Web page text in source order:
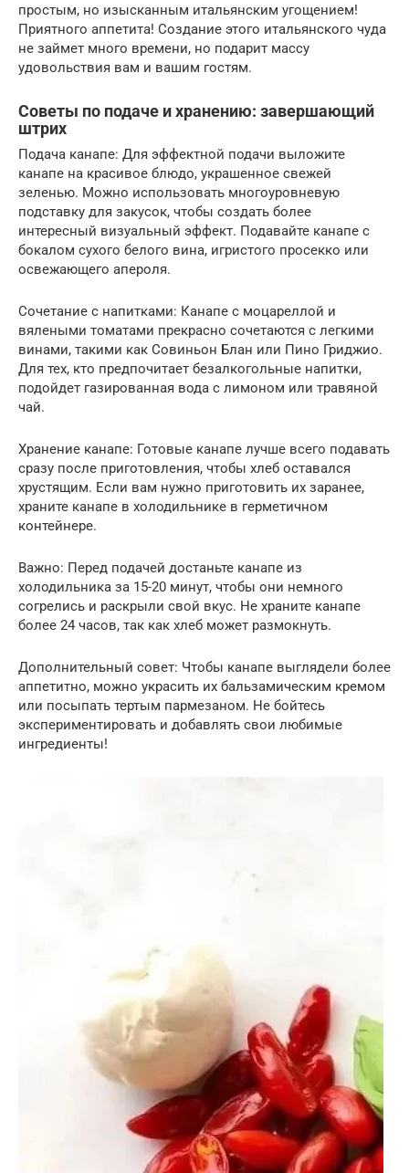
простым, но изысканным итальянским угощением!
Приятного аппетита! Создание этого итальянского чуда
не займет много времени, но подарит массу
удовольствия вам и вашим гостям.
Советы по подаче и хранению: завершающий
штрих
Подача канапе: Для эффектной подачи выложите
канапе на красивое блюдо, украшенное свежей
зеленью. Можно использовать многоуровневую
подставку для закусок, чтобы создать более
интересный визуальный эффект. Подавайте канапе с
бокалом сухого белого вина, игристого просекко или
освежающего апероля.
Сочетание с напитками: Канапе с моцареллой и
вялеными томатами прекрасно сочетаются с легкими
винами, такими как Совиньон Блан или Пино Гриджио.
Для тех, кто предпочитает безалкогольные напитки,
подойдет газированная вода с лимоном или травяной
чай.
Хранение канапе: Готовые канапе лучше всего подавать
сразу после приготовления, чтобы хлеб оставался
хрустящим. Если вам нужно приготовить их заранее,
храните канапе в холодильнике в герметичном
контейнере.
Важно: Перед подачей достаньте канапе из
холодильника за 15-20 минут, чтобы они немного
согрелись и раскрыли свой вкус. Не храните канапе
более 24 часов, так как хлеб может размокнуть.
Дополнительный совет: Чтобы канапе выглядели более
аппетитно, можно украсить их бальзамическим кремом
или посыпать тертым пармезаном. Не бойтесь
экспериментировать и добавлять свои любимые
ингредиенты!